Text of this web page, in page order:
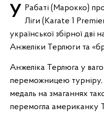
У Рабаті (Марокко) пройшов другий етап Прем’єр Ліги (Karate 1
української збірної дві
Анжеліки Терлюги та
Анжеліка Терлюга у
переможницею турніру,
медаль на змаганнях
перемогла американку